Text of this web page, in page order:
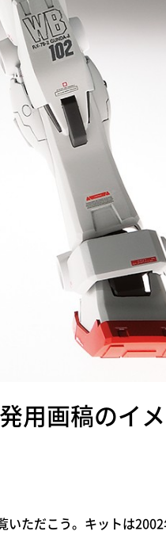
用画稿のイ
ただこう。キットは